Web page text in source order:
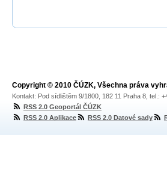
Copyright © 2010 ČÚZK, Všechna práva
Kontakt: Pod sídlištěm 9/1800, 182 11 Praha 8, tel.:
RSS 2.0 Geoportál ČÚZK
RSS 2.0 Aplikace
RSS 2.0 Datové sady